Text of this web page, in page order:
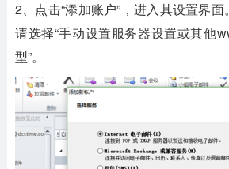
2、点击“添加账户”，进入其设置界面
请选择“手动设置服务器设置或其他
型”。